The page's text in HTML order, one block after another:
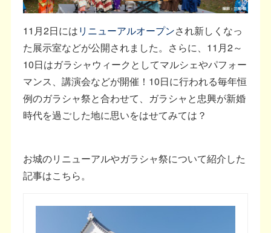
11月2日にはリニューアルオープンされ新しくなっ
た展示室などが公開されました。さらに、11月2～
10日はガラシャウィークとしてマルシェやパフォー
マンス、講演会などが開催！10日に行われる毎年恒
例のガラシャ祭と合わせて、ガラシャと忠興が新婚
時代を過ごした地に思いをはせてみては？
お城のリニューアルやガラシャ祭について紹介した
記事はこちら。